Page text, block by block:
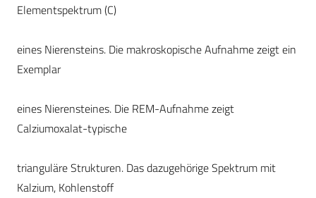
Elementspektrum (C)
eines Nierensteins. Die makroskopische Aufnahme zeigt ein
Exemplar
eines Nierensteines. Die REM-Aufnahme zeigt
Calziumoxalat-typische
trianguläre Strukturen. Das dazugehörige Spektrum mit
Kalzium, Kohlenstoff